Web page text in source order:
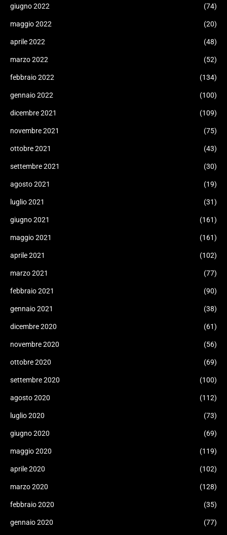
giugno 2022 (74)
maggio 2022 (20)
aprile 2022 (48)
marzo 2022 (52)
febbraio 2022 (134)
gennaio 2022 (100)
dicembre 2021 (109)
novembre 2021 (75)
ottobre 2021 (43)
settembre 2021 (30)
agosto 2021 (19)
luglio 2021 (31)
giugno 2021 (161)
maggio 2021 (161)
aprile 2021 (102)
marzo 2021 (77)
febbraio 2021 (90)
gennaio 2021 (38)
dicembre 2020 (61)
novembre 2020 (56)
ottobre 2020 (69)
settembre 2020 (100)
agosto 2020 (112)
luglio 2020 (73)
giugno 2020 (69)
maggio 2020 (119)
aprile 2020 (102)
marzo 2020 (128)
febbraio 2020 (35)
gennaio 2020 (77)